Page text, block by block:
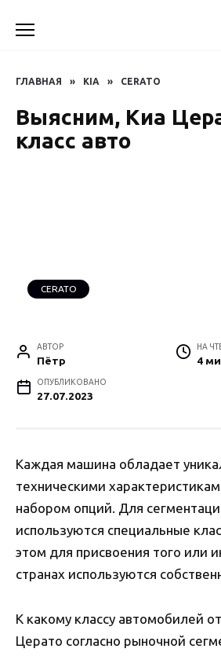
ГЛАВНАЯ » KIA » CERATO
Выясним, Киа
класс авто
CERATO
АВТОР
Пётр
НА
4
ОПУБЛИКОВАНО
27.07.2023
Каждая машина обладает
техническими
набором опций. Для
используются специальные
этом для присвоения того или
странах используются
К какому классу автомобилей
Церато согласно рыночной